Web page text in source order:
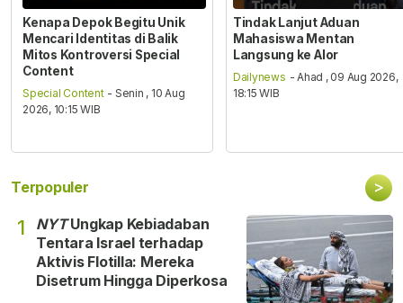
Kenapa Depok Begitu Unik
Mencari Identitas di Balik
Mitos Kontroversi Special
Content
Special Content - Senin , 10 Aug
2026, 10:15 WIB
Tindak Lanjut Aduan
Mahasiswa Mentan
Langsung ke Alor
Dailynews - Ahad , 09 Aug 2026,
18:15 WIB
Terpopuler >
1 NYTUngkap Kebiadaban
Tentara Israel terhadap
Aktivis Flotilla: Mereka
Disetrum Hingga Diperkosa